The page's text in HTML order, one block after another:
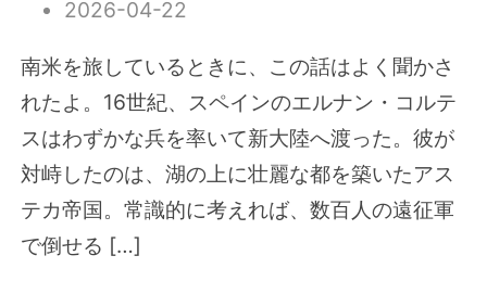
2026-04-22
南米を旅しているときに、この話はよく聞かさ
れたよ。16世紀、スペインのエルナン・コルテ
スはわずかな兵を率いて新大陸へ渡った。彼が
対峙したのは、湖の上に壮麗な都を築いたアス
テカ帝国。常識的に考えれば、数百人の遠征軍
で倒せる […]